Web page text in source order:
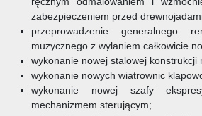
zabezpieczeniem przed
przeprowadzenie generalnego
muzycznego z wylaniem całkowicie
wykonanie nowej stalowej konstrukcji
wykonanie nowych wiatrownic
wykonanie nowej szafy
mechanizmem sterującym;